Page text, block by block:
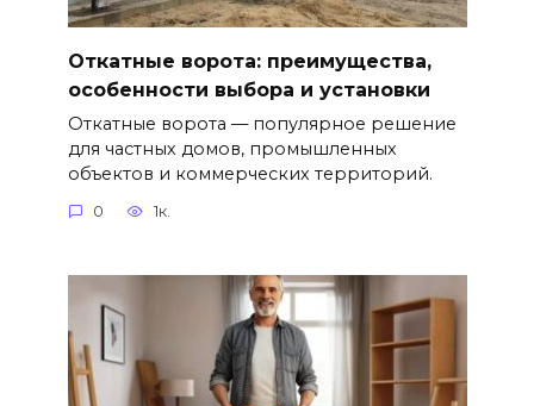
Откатные ворота: преимущества,
особенности выбора и установки
Откатные ворота — популярное решение
для частных домов, промышленных
объектов и коммерческих территорий.
0 1к.